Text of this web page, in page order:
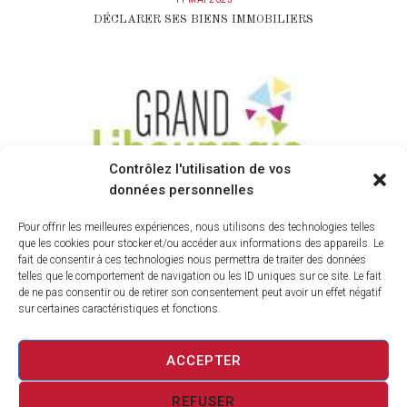
Contrôlez l'utilisation de vos
données personnelles
Pour offrir les meilleures expériences, nous utilisons des technologies telles
que les cookies pour stocker et/ou accéder aux informations des appareils. Le
fait de consentir à ces technologies nous permettra de traiter des données
telles que le comportement de navigation ou les ID uniques sur ce site. Le fait
de ne pas consentir ou de retirer son consentement peut avoir un effet négatif
sur certaines caractéristiques et fonctions.
ACCEPTER
REFUSER
DÉCLARER SES BIENS IMMOBILIERS
16 JUIN 2022
L’AFFICHAGE NUMÉRIQUE- GUICHET
UNIQUE